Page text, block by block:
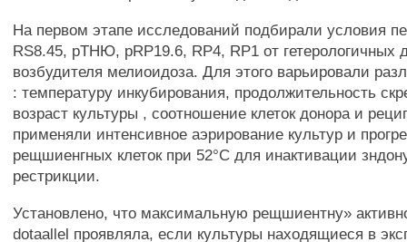
На первом этапе исследований подбирали условия
RS8.45, рТНЮ, pRP19.6, RP4, RP1 от гетерологичных
возбудителя мелиоидоза. Для этого варьировали
: температуру инкубирования, продолжительность
возраст культуры , соотношение клеток донора и
применяли интенсивное аэрирование культур и
рещшиенгных клеток при 52°С для инактивации
рестрикции.
Установлено, что максимальную рещшиентну»
dotaallel проявляла, если культуры находящиеся в